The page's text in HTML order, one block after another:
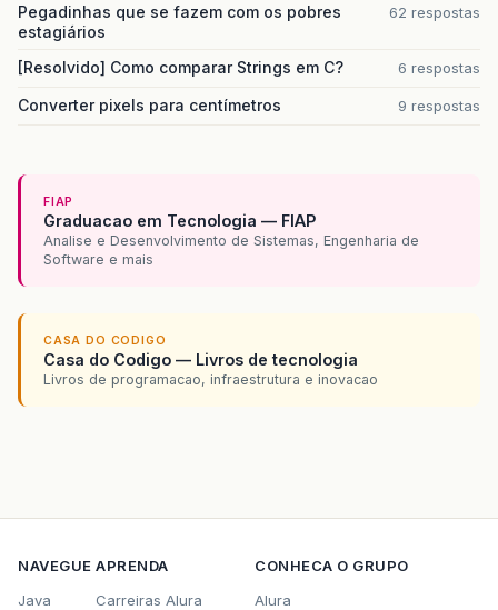
Pegadinhas que se fazem com os pobres
estagiários
62 respostas
[Resolvido] Como comparar Strings em C? 6 respostas
Converter pixels para centímetros 9 respostas
FIAP
Graduacao em Tecnologia — FIAP
Analise e Desenvolvimento de Sistemas, Engenharia de
Software e mais
CASA DO CODIGO
Casa do Codigo — Livros de tecnologia
Livros de programacao, infraestrutura e inovacao
NAVEGUE
Java
APRENDA
Carreiras Alura
CONHECA O GRUPO
Alura